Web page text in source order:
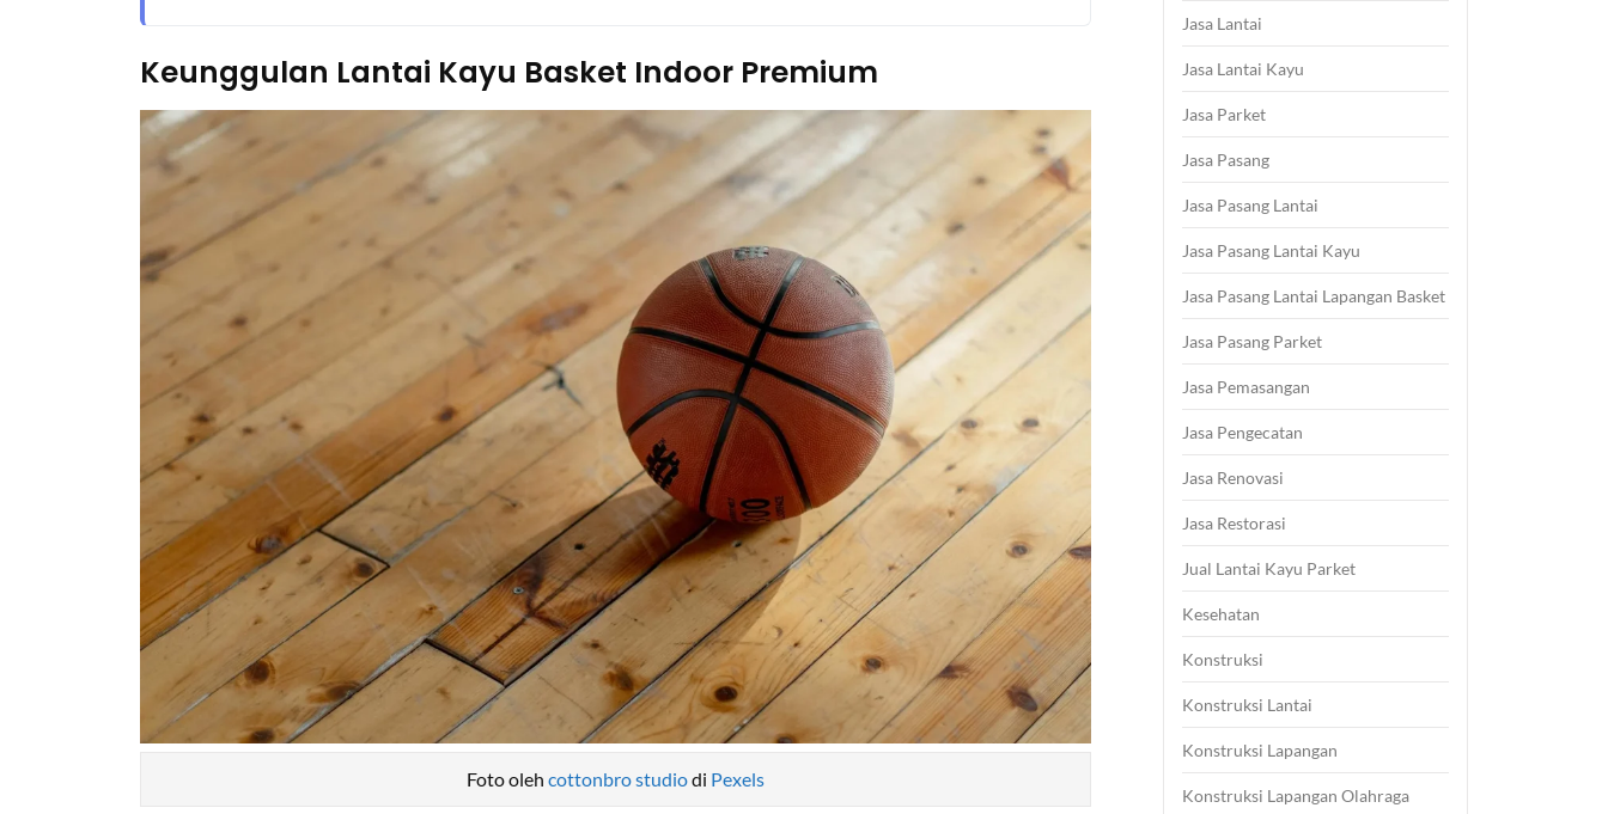
Keunggulan Lantai Kayu Basket Indoor Premium
Foto oleh cottonbro studiodi Pexels
Jasa Lantai
Jasa Lantai Kayu
Jasa Parket
Jasa Pasang
Jasa Pasang Lantai
Jasa Pasang Lantai Kayu
Jasa Pasang Lantai Lapangan Basket
Jasa Pasang Parket
Jasa Pemasangan
Jasa Pengecatan
Jasa Renovasi
Jasa Restorasi
Jual Lantai Kayu Parket
Kesehatan
Konstruksi
Konstruksi Lantai
Konstruksi Lapangan
Konstruksi Lapangan Olahraga